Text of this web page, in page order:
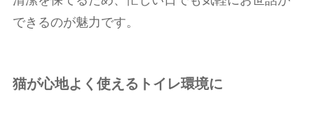
できるのが魅力です。
猫が心地よく使えるトイレ環境に